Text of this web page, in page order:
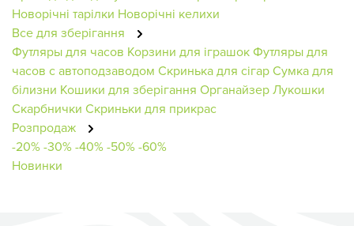
Новорічні тарілки Новорічні келихи
Все для зберігання
Футляры для часов Корзини для іграшокФутляры для
часов с автоподзаводом Скринька для сігарСумка для
білизни Кошики для зберігання ОрганайзерЛукошки
Скарбнички Скриньки для прикрас
Розпродаж
-20%-30%-40%-50%-60%
Новинки